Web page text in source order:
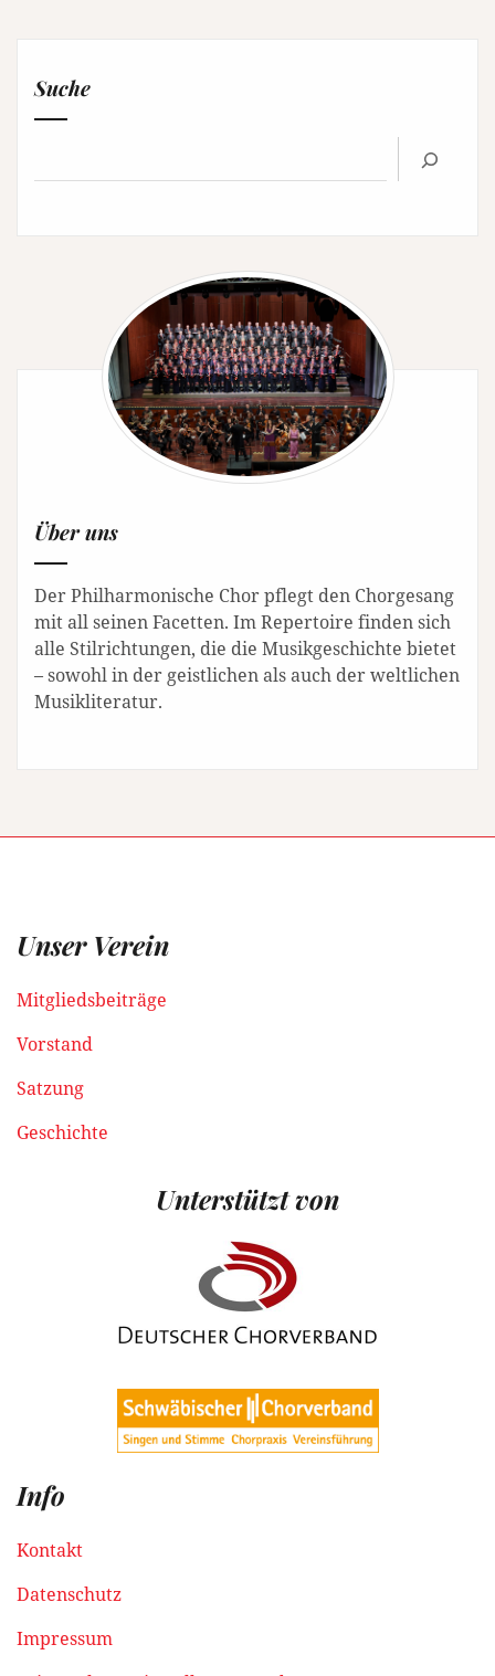
Suche
Über uns
Der Philharmonische Chor pflegt den Chorgesang
mit all seinen Facetten. Im Repertoire finden sich
alle Stilrichtungen, die die Musikgeschichte bietet
– sowohl in der geistlichen als auch der weltlichen
Musikliteratur.
Unser Verein
Mitgliedsbeiträge
Vorstand
Satzung
Geschichte
Unterstützt von
Info
Kontakt
Datenschutz
Impressum